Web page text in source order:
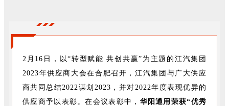
2月16日，以“转型赋能 共创共赢”为主题的江汽集团
2023年供应商大会在合肥召开，江汽集团与广大供应
商共同总结2022谋划2023，并对2022年度表现优异的
供应商予以表彰。在会议表彰中， 华阳通用荣获“优秀